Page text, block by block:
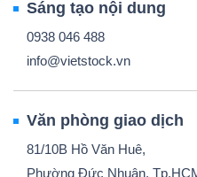
Sáng tạo nội dung
0938 046 488
info@vietstock.vn
Văn phòng giao dịch
81/10B Hồ Văn Huê,
Phường Đức Nhuận,